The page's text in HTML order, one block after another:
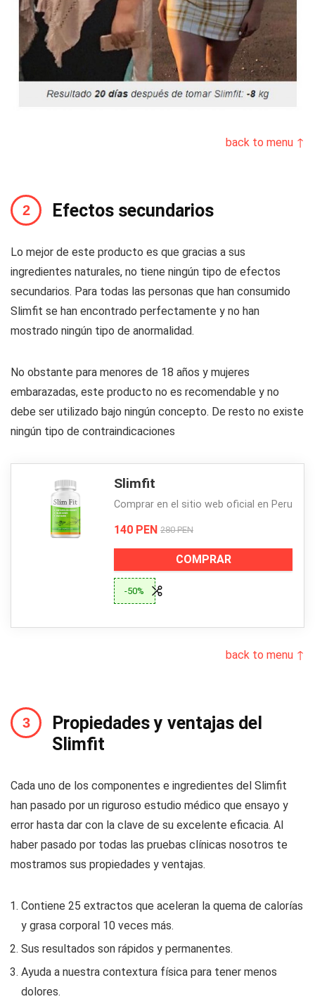
back to menu ↑
Efectos secundarios
Lo mejor de este producto es que gracias a sus
ingredientes naturales, no tiene ningún tipo de efectos
secundarios. Para todas las personas que han consumido
Slimfit se han encontrado perfectamente y no han
mostrado ningún tipo de anormalidad.
No obstante para menores de 18 años y mujeres
embarazadas, este producto no es recomendable y no
debe ser utilizado bajo ningún concepto. De resto no existe
ningún tipo de contraindicaciones
Slimfit
Comprar en el sitio web oficial en Peru
140 PEN 280 PEN
COMPRAR
-50%
back to menu ↑
Propiedades y ventajas del
Slimfit
Cada uno de los componentes e ingredientes del Slimfit
han pasado por un riguroso estudio médico que ensayo y
error hasta dar con la clave de su excelente eficacia. Al
haber pasado por todas las pruebas clínicas nosotros te
mostramos sus propiedades y ventajas.
Contiene 25 extractos que aceleran la quema de calorías
y grasa corporal 10 veces más.
Sus resultados son rápidos y permanentes.
Ayuda a nuestra contextura física para tener menos
dolores.